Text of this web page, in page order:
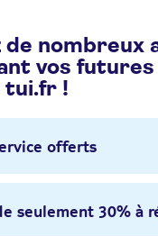
de nombreux
vos futures
tui.fr !
offerts
seulement 30% à